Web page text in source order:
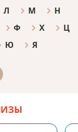
Л М
Н
Ф Х
Ц
Ю Я